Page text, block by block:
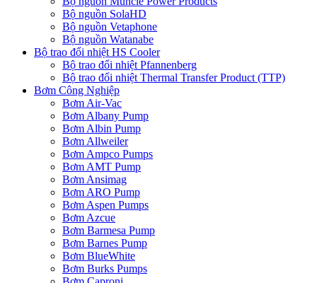
Bộ nguồn SolaHD
Bộ nguồn Vetaphone
Bộ nguồn Watanabe
Bộ trao đổi nhiệt HS Cooler
Bộ trao đổi nhiệt Pfannenberg
Bộ trao đổi nhiệt Thermal Transfer Product (TTP)
Bơm Công Nghiệp
Bơm Air-Vac
Bơm Albany Pump
Bơm Albin Pump
Bơm Allweiler
Bơm Ampco Pumps
Bơm AMT Pump
Bơm Ansimag
Bơm ARO Pump
Bơm Aspen Pumps
Bơm Azcue
Bơm Barmesa Pump
Bơm Barnes Pump
Bơm BlueWhite
Bơm Burks Pumps